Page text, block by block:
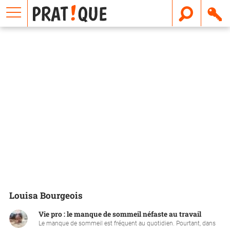
Louisa Bourgeois
Vie pro : le manque de sommeil néfaste au travail
Le manque de sommeil est fréquent au quotidien. Pourtant, dans
E
m
a